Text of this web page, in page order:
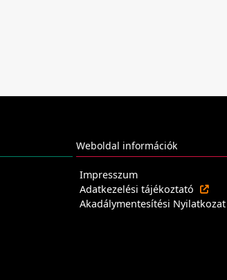
Weboldal információk
Impresszum
Adatkezelési tájékoztató
Akadálymentesítési Nyilatkozat